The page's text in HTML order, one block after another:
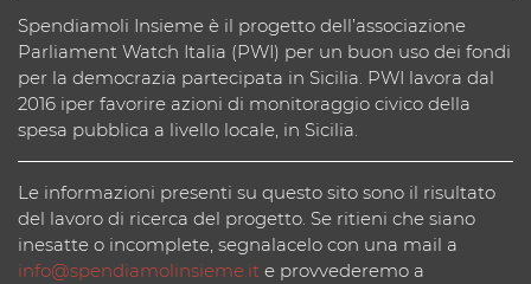
Spendiamoli Insieme è il progetto dell’associazione
Parliament Watch Italia (PWI) per un buon uso dei fondi
per la democrazia partecipata in Sicilia. PWI lavora dal
2016 iper favorire azioni di monitoraggio civico della
spesa pubblica a livello locale, in Sicilia.
Le informazioni presenti su questo sito sono il risultato
del lavoro di ricerca del progetto. Se ritieni che siano
inesatte o incomplete, segnalacelo con una mail a
info@spendiamolinsieme.it e provvederemo a